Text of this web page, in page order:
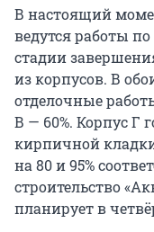
В настоящий
ведутся работы
стадии
из корпусов. В
отделочные
В — 60%. Корпус Г
кирпичной
на 80 и 95%
строительство
планирует в